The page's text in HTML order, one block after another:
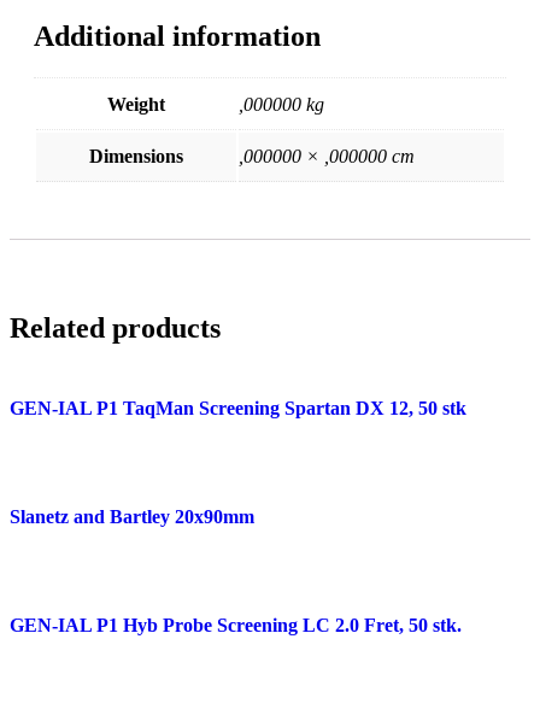
Additional information
Weight ,000000 kg
Dimensions ,000000 × ,000000 cm
Related products
GEN-IAL P1 TaqMan Screening Spartan DX 12, 50 stk
Slanetz and Bartley 20x90mm
GEN-IAL P1 Hyb Probe Screening LC 2.0 Fret, 50 stk.